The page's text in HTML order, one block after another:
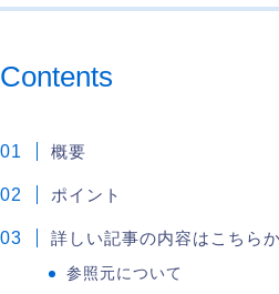
Contents
概要
ポイント
詳しい記事の内容はこちら
参照元について